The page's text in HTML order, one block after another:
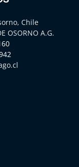
Chile
OSORNO A.G.